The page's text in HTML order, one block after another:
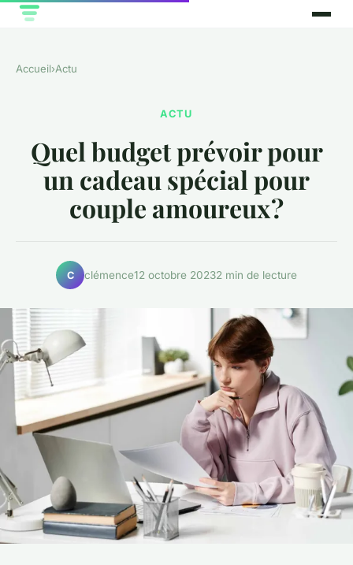
Accueil›Actu
ACTU
Quel budget prévoir pour
un cadeau spécial pour
couple amoureux ?
C clémence12 octobre 20232 min de lecture